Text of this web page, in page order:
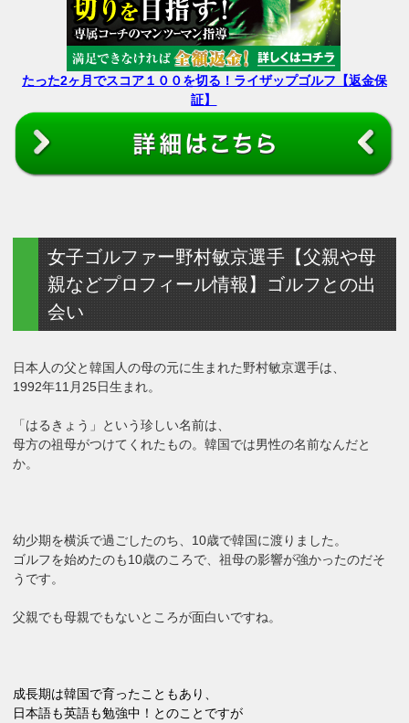
たった2ヶ月でスコア１００を切る！ライザップゴルフ【返金保
証】
女子ゴルファー野村敏京選手【父親や母
親などプロフィール情報】ゴルフとの出
会い
日本人の父と韓国人の母の元に生まれた野村敏京選手は、
1992年11月25日生まれ。
「はるきょう」という珍しい名前は、
母方の祖母がつけてくれたもの。韓国では男性の名前なんだと
か。
幼少期を横浜で過ごしたのち、10歳で韓国に渡りました。
ゴルフを始めたのも10歳のころで、祖母の影響が強かったのだそ
うです。
父親でも母親でもないところが面白いですね。
成長期は韓国で育ったこともあり、
日本語も英語も勉強中！とのことですが